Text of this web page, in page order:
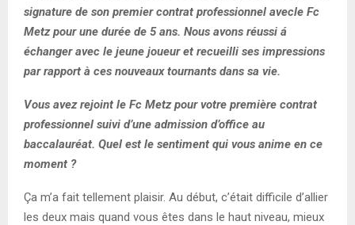
signature de son premier contrat professionnel avecle Fc
Metzpour une durée de 5 ans. Nous avons réussi á
échanger avec le jeune joueur et recueilli ses impressions
par rapport à ces nouveaux tournants dans sa vie.
Vous avez rejoint le Fc Metz pour votre première contrat
professionnel suivi d’une admission d’office au
baccalauréat. Quel est le sentiment qui vous anime en ce
moment ?
Ça m’a fait tellement plaisir. Au début, c’était difficile d’allier
les deux mais quand vous êtes dans le haut niveau, mieux